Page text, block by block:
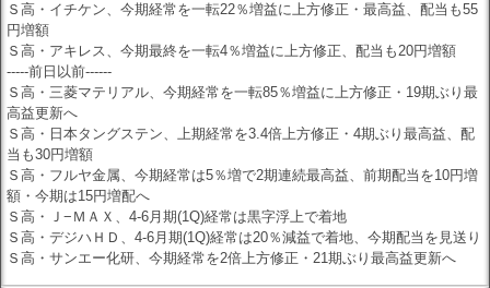
Ｓ高・イチケン、今期経常を一転22％増益に上方修正・最高益、配当も55
円増額
Ｓ高・アキレス、今期最終を一転4％増益に上方修正、配当も20円増額
-----前日以前------
Ｓ高・三菱マテリアル、今期経常を一転85％増益に上方修正・19期ぶり最
高益更新へ
Ｓ高・日本タングステン、上期経常を3.4倍上方修正・4期ぶり最高益、配
当も30円増額
Ｓ高・フルヤ金属、今期経常は5％増で2期連続最高益、前期配当を10円増
額・今期は15円増配へ
Ｓ高・Ｊ−ＭＡＸ、4-6月期(1Q)経常は黒字浮上で着地
Ｓ高・デジハＨＤ、4-6月期(1Q)経常は20％減益で着地、今期配当を見送り
Ｓ高・サンエー化研、今期経常を2倍上方修正・21期ぶり最高益更新へ